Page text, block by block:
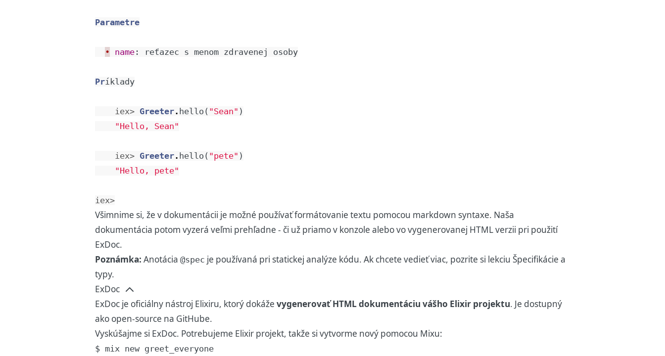
Parametre
• name : reťazec s menom zdravenej osoby
Príklady
iex> Greeter. hello ( "Sean" )
"Hello, Sean"
iex> Greeter. hello ( "pete" )
"Hello, pete"
iex>
Všimnime si, že v dokumentácii je možné používať formátovanie textu pomocou markdown syntaxe. Naša
dokumentácia potom vyzerá veľmi prehľadne - či už priamo v konzole alebo vo vygenerovanej HTML verzii pri použití
ExDoc.
Poznámka: Anotácia @spec je používaná pri statickej analýze kódu. Ak chcete vedieť viac, pozrite si lekciu Špecifikácie a
typy.
ExDoc
ExDoc je oficiálny nástroj Elixiru, ktorý dokáže vygenerovať HTML dokumentáciu vášho Elixir projektu. Je dostupný
ako open-source na GitHube.
Vyskúšajme si ExDoc. Potrebujeme Elixir projekt, takže si vytvorme nový pomocou Mixu:
$ mix new greet_everyone